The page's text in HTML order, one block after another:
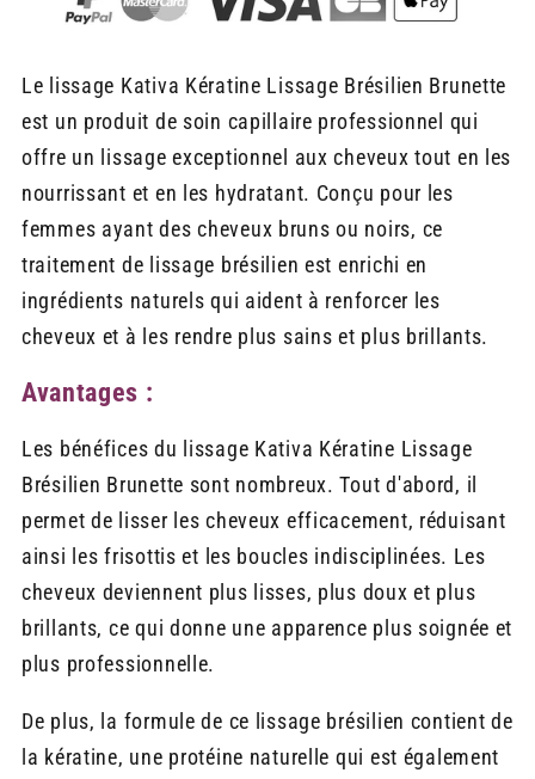
Le lissage Kativa Kératine Lissage Brésilien Brunette
est un produit de soin capillaire professionnel qui
offre un lissage exceptionnel aux cheveux tout en les
nourrissant et en les hydratant. Conçu pour les
femmes ayant des cheveux bruns ou noirs, ce
traitement de lissage brésilien est enrichi en
ingrédients naturels qui aident à renforcer les
cheveux et à les rendre plus sains et plus brillants.
Avantages :
Les bénéfices du lissage Kativa Kératine Lissage
Brésilien Brunette sont nombreux. Tout d'abord, il
permet de lisser les cheveux efficacement, réduisant
ainsi les frisottis et les boucles indisciplinées. Les
cheveux deviennent plus lisses, plus doux et plus
brillants, ce qui donne une apparence plus soignée et
plus professionnelle.
De plus, la formule de ce lissage brésilien contient de
la kératine, une protéine naturelle qui est également